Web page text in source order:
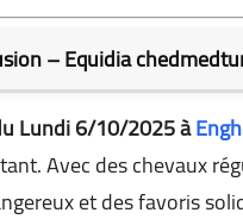
– Equidia
Lundi 6/10/2025 à
Avec des chevaux
et des favoris